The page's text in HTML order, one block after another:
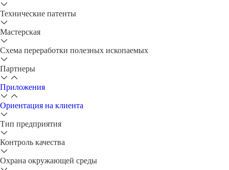
Технические патенты
Мастерская
Схема переработки полезных ископаемых
Партнеры
Приложения
Ориентация на клиента
Тип предприятия
Контроль качества
Охрана окружающей среды